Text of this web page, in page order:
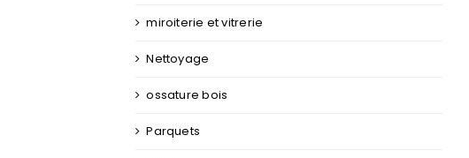
miroiterie et vitrerie
Nettoyage
ossature bois
Parquets